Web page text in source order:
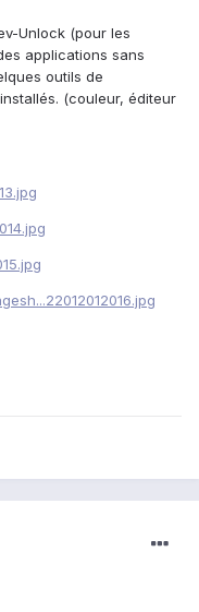
Unlock (pour les
applications sans
outils de
(couleur, éditeur